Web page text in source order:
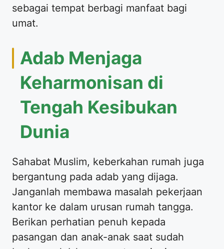
sebagai tempat berbagi manfaat bagi
umat.
Adab Menjaga
Keharmonisan di
Tengah Kesibukan
Dunia
Sahabat Muslim, keberkahan rumah juga
bergantung pada adab yang dijaga.
Janganlah membawa masalah pekerjaan
kantor ke dalam urusan rumah tangga.
Berikan perhatian penuh kepada
pasangan dan anak-anak saat sudah